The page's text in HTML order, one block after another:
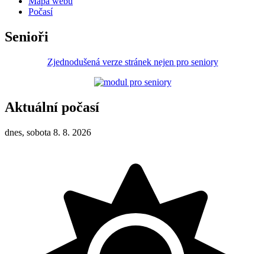
Počasí
Senioři
Zjednodušená verze stránek nejen pro seniory
Aktuální počasí
dnes, sobota 8. 8. 2026